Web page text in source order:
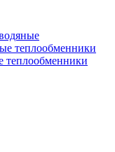
теплообменники
теплообменники